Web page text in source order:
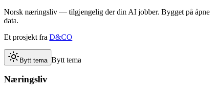
Norsk næringsliv — tilgjengelig der din AI jobber. Bygget på åpne
data.
Et prosjekt fra D&CO
Bytt tema Bytt tema
Næringsliv